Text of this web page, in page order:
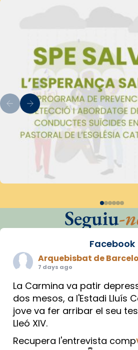
Seguiu-
Facebook
Arquebisbat de
7 days ago
La Carmina va patir
dos mesos, a l'Estadi Lluís
jove va fer arribar el seu
Lleó XIV.
Recupera l'entrevista comp